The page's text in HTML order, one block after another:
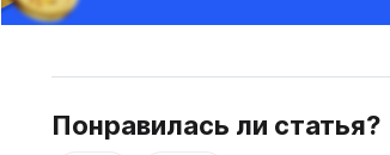
Понравилась ли статья?